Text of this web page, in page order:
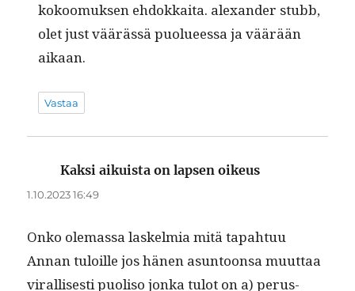
kokoomuk­sen ehdokkai­ta. alexan­der stubb,
olet just väärässä puolueessa ja väärään
aikaan.
Vastaa
Kaksi aikuista on lapsen oikeus
1.10.2023 16:49
Onko ole­mas­sa laskelmia mitä tapah­tuu
Annan tuloille jos hänen asun­toon­sa muut­taa
viral­lis­es­ti puoliso jon­ka tulot on a) perus­